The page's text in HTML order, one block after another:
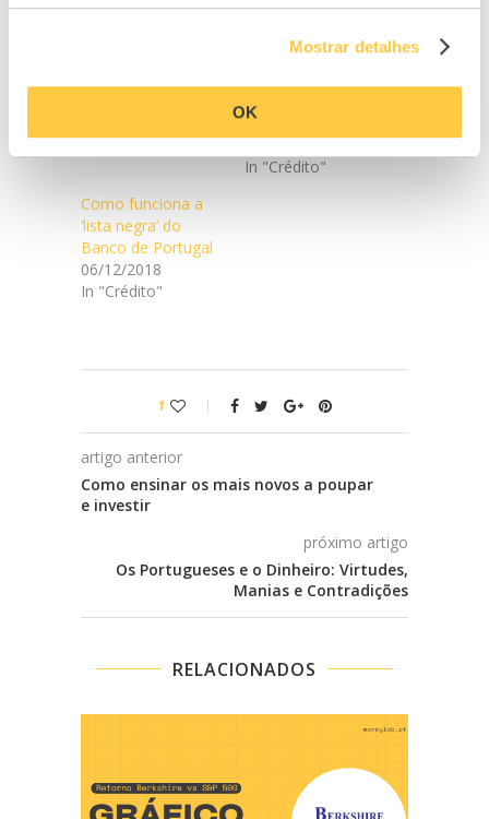
Mostrar detalhes
OK
Sabe o que é o
Explicamos-lhe tudo
sobre esta opção
10/10/2022
In "Crédito"
Como funciona a
‘lista negra’ do
Banco de Portugal
06/12/2018
In "Crédito"
1
artigo anterior
Como ensinar os mais novos a poupar
e investir
próximo artigo
Os Portugueses e o Dinheiro: Virtudes,
Manias e Contradições
RELACIONADOS